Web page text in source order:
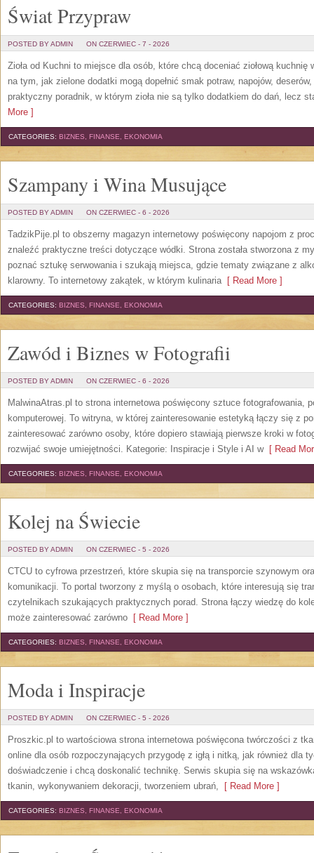
Świat Przypraw
POSTED BY ADMIN ON CZERWIEC - 7 - 2026
Zioła od Kuchni to miejsce dla osób, które chcą doceniać ziołową
na tym, jak zielone dodatki mogą dopełnić smak potraw, napojów,
praktyczny poradnik, w którym zioła nie są tylko dodatkiem do dań, lecz
More ]
CATEGORIES: BIZNES, FINANSE, EKONOMIA
Szampany i Wina Musujące
POSTED BY ADMIN ON CZERWIEC - 6 - 2026
TadzikPije.pl to obszerny magazyn internetowy poświęcony napojom z
znaleźć praktyczne treści dotyczące wódki. Strona została stworzona z
poznać sztukę serwowania i szukają miejsca, gdzie tematy związane z
klarowny. To internetowy zakątek, w którym kulinaria[ Read More ]
CATEGORIES: BIZNES, FINANSE, EKONOMIA
Zawód i Biznes w Fotografii
POSTED BY ADMIN ON CZERWIEC - 6 - 2026
MalwinaAtras.pl to strona internetowa poświęcony sztuce fotografowania,
komputerowej. To witryna, w której zainteresowanie estetyką łączy się z
zainteresować zarówno osoby, które dopiero stawiają pierwsze kroki w
rozwijać swoje umiejętności. Kategorie: Inspiracje i Style i AI w[ Read
CATEGORIES: BIZNES, FINANSE, EKONOMIA
Kolej na Świecie
POSTED BY ADMIN ON CZERWIEC - 5 - 2026
CTCU to cyfrowa przestrzeń, które skupia się na transporcie szynowym
komunikacji. To portal tworzony z myślą o osobach, które interesują się
czytelnikach szukających praktycznych porad. Strona łączy wiedzę do
może zainteresować zarówno [ Read More ]
CATEGORIES: BIZNES, FINANSE, EKONOMIA
Moda i Inspiracje
POSTED BY ADMIN ON CZERWIEC - 5 - 2026
Proszkic.pl to wartościowa strona internetowa poświęcona twórczości z
online dla osób rozpoczynających przygodę z igłą i nitką, jak również dla
doświadczenie i chcą doskonalić technikę. Serwis skupia się na
tkanin, wykonywaniem dekoracji, tworzeniem ubrań, [ Read More ]
CATEGORIES: BIZNES, FINANSE, EKONOMIA